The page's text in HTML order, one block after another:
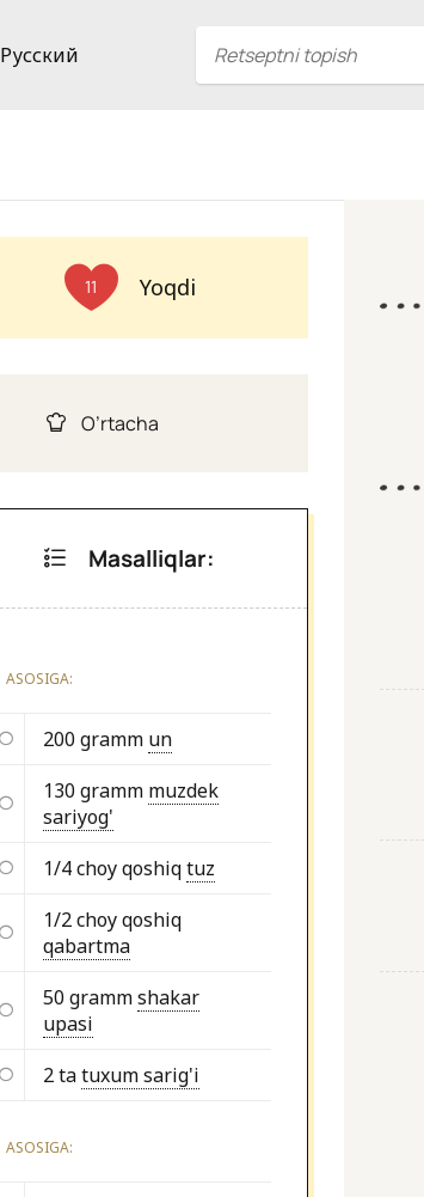
Русский
11 Yoqdi
O’rtacha
Masalliqlar:
ASOSIGA:
200 gramm un
130 gramm muzdek
sariyog'
1/4 choy qoshiqtuz
1/2 choy qoshiq
qabartma
50 grammshakar
upasi
2 tatuxum sarig'i
ASOSIGA: